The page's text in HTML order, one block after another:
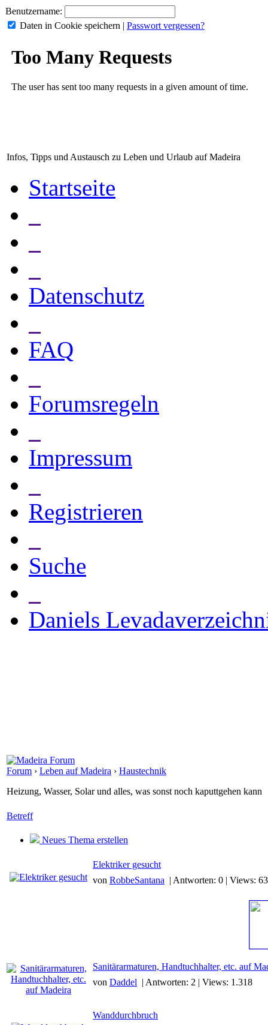
Benutzername:
Daten in Cookie speichern | Passwort vergessen?
Infos, Tipps und Austausch zu Leben und Urlaub auf Madeira
Startseite
Datenschutz
FAQ
Forumsregeln
Impressum
Registrieren
Suche
Daniels
Forum › Leben auf Madeira › Haustechnik
Heizung, Wasser, Solar und alles, was sonst noch kaputtgehen kann
Betreff
Neues Thema erstellen
Elektriker gesucht
von RobbeSantana | Antworten: 0 | Views:
Sanitärarmaturen, Handtuchhalter, etc. auf
von Daddel | Antworten: 2 | Views: 1.318
Wanddurchbruch